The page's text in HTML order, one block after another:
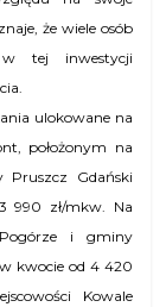
że wiele osób
tej inwestycji
ulokowane na
położonym na
Pruszcz Gdański
990 zł/mkw. Na
i gminy
kwocie od 4 420
Kowale